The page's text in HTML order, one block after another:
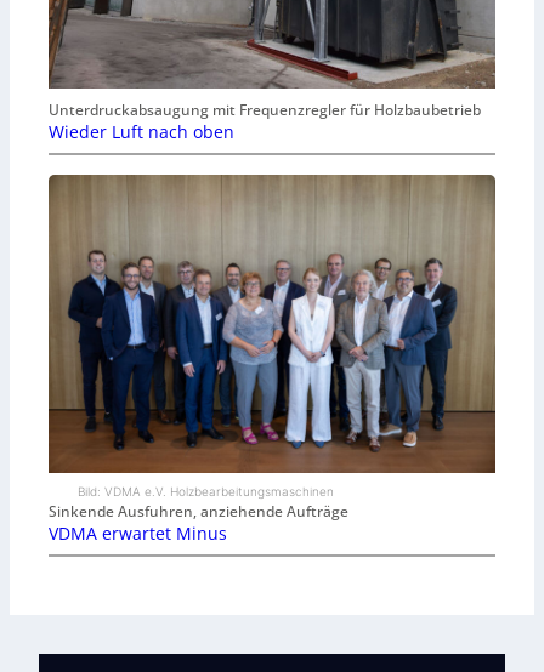
Unterdruckabsaugung mit Frequenzregler für Holzbaubetrieb
Wieder Luft nach oben
Bild: VDMA e.V. Holzbearbeitungsmaschinen
Sinkende Ausfuhren, anziehende Aufträge
VDMA erwartet Minus